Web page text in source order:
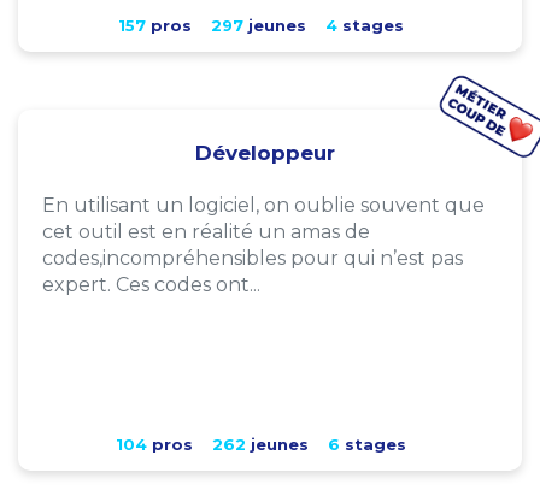
157pros 297jeunes 4stages
Développeur
En utilisant un logiciel, on oublie souvent que
cet outil est en réalité un amas de
codes,incompréhensibles pour qui n’est pas
expert. Ces codes ont...
104pros 262 jeunes 6 stages